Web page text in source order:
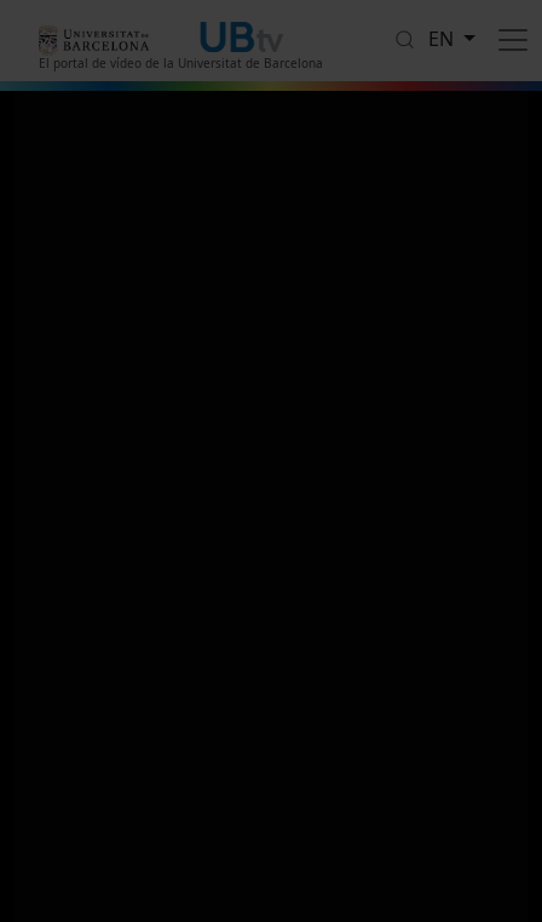
El portal de vídeo de la Universitat de Barcelona
EN